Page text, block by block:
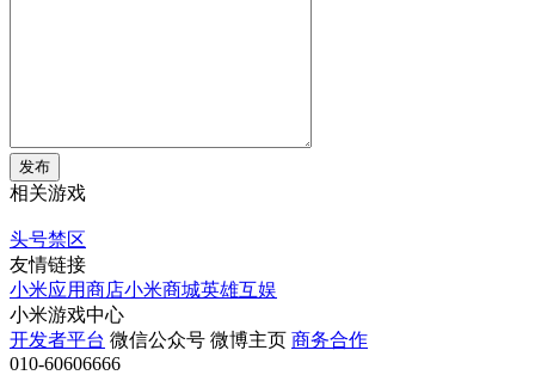
发布
相关游戏
头号禁区
友情链接
小米应用商店小米商城英雄互娱
小米游戏中心
开发者平台 微信公众号 微博主页 商务合作
010-60606666